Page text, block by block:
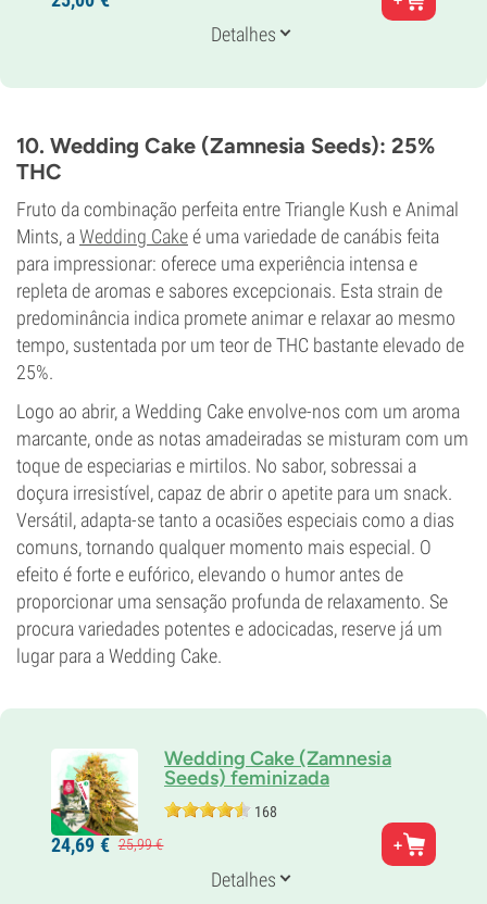
30% Sativa
7-8 semanas
25%
CBD
Tipo de floração
Período de luz
Detalhes
10. Wedding Cake (Zamnesia Seeds): 25%
THC
Fruto da combinação perfeita entre Triangle Kush e Animal
Mints, aWedding Cakeé uma variedade de canábis feita
para impressionar: oferece uma experiência intensa e
repleta de aromas e sabores excepcionais. Esta strain de
predominância indica promete animar e relaxar ao mesmo
tempo, sustentada por um teor de THC bastante elevado de
25%.
Logo ao abrir, a Wedding Cake envolve-nos com um aroma
marcante, onde as notas amadeiradas se misturam com um
toque de especiarias e mirtilos. No sabor, sobressai a
doçura irresistível, capaz de abrir o apetite para um snack.
Versátil, adapta-se tanto a ocasiões especiais como a dias
comuns, tornando qualquer momento mais especial. O
efeito é forte e eufórico, elevando o humor antes de
proporcionar uma sensação profunda de relaxamento. Se
procura variedades potentes e adocicadas, reserve já um
lugar para a Wedding Cake.
Wedding Cake (Zamnesia
Seeds) feminizada
168
Pais
Triangle Kush x Animal Mints
Predominância índica
24,69 € 25,99€
Detalhes